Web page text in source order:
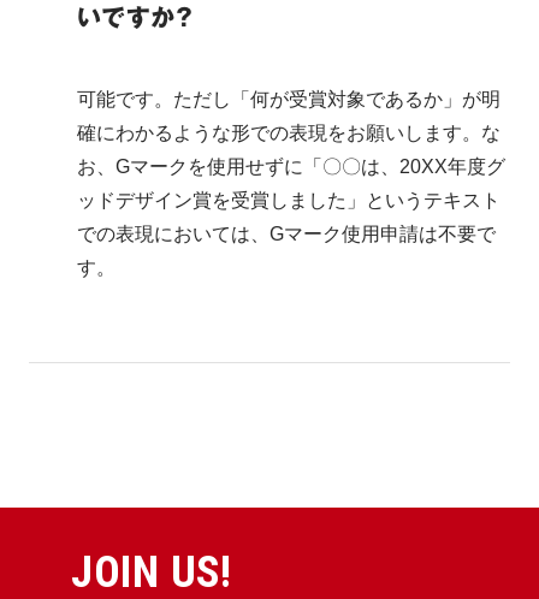
いですか？
可能です。ただし「何が受賞対象であるか」が明
確にわかるような形での表現をお願いします。な
お、Gマークを使用せずに「〇〇は、20XX年度グ
ッドデザイン賞を受賞しました」というテキスト
での表現においては、Gマーク使用申請は不要で
す。
JOIN US!